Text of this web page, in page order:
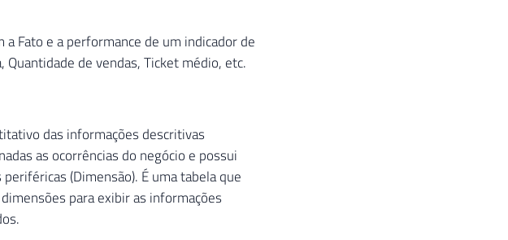
Fato e a performance de um indicador de
Quantidade de vendas, Ticket médio, etc.
das informações descritivas
as ocorrências do negócio e possui
(Dimensão). É uma tabela que
para exibir as informações